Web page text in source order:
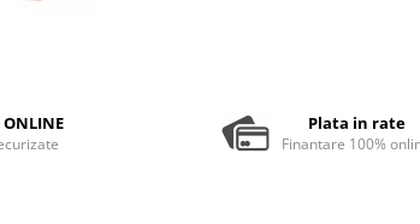
ONLINE Plata in rate
Finantare 100%